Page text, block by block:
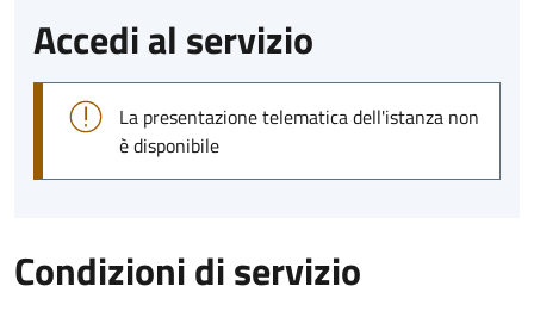
Accedi al servizio
La presentazione telematica dell'istanza non
è disponibile
Condizioni di servizio